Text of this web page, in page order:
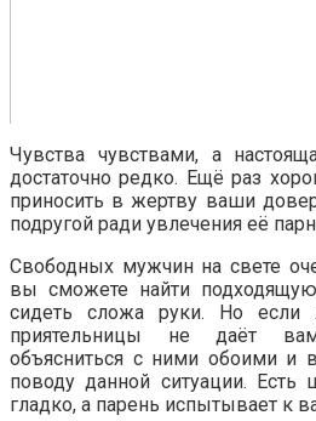
Чувства чувствами, а
достаточно редко. Ещё раз
приносить в жертву ваши
подругой ради увлечения её
Свободных мужчин на свете
вы сможете найти
сидеть сложа руки. Но если
приятельницы не даёт
объясниться с ними обоими и
поводу данной ситуации.
гладко, а парень испытывает к